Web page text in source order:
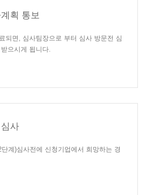
획 통보
되면, 심사팀장으로 부터 심사 방문전 심
으시게 됩니다.
사
계)심사전에 신청기업에서 희망하는 경